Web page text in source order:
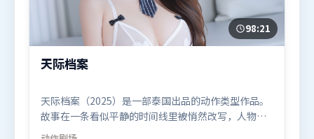
98:21
天际档案
天际档案（2025）是一部泰国出品的动作类型作品。
故事在一条看似平静的时间线里被悄然改写，人物被
迫直面过去与现在的撕裂。高潮段落信息密度高，情